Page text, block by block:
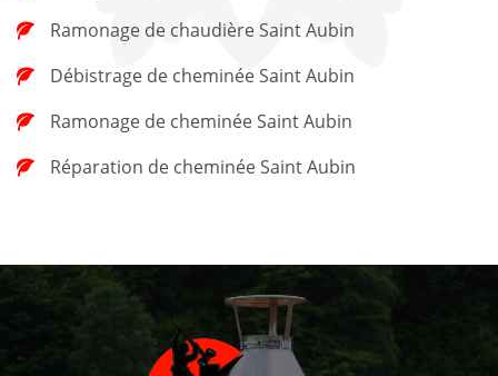
Ramonage de chaudière Saint Aubin
Débistrage de cheminée Saint Aubin
Ramonage de cheminée Saint Aubin
Réparation de cheminée Saint Aubin